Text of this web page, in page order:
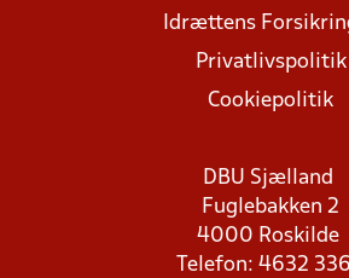
Idrættens
Privatlivspolitik
Cookiepolitik
DBU Sjælland
Fuglebakken 2
4000 Roskilde
Telefon: 4632